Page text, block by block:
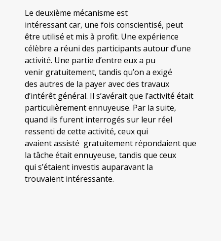
Le deuxième mécanisme est
intéressant car, une fois conscientisé, peut
être utilisé et mis à profit. Une expérience
célèbre a réuni des participants autour d’une
activité. Une partie d’entre eux a pu
venir gratuitement, tandis qu’on a exigé
des autres de la payer avec des travaux
d’intérêt général. Il s’avérait que l’activité était
particulièrement ennuyeuse. Par la suite,
quand ils furent interrogés sur leur réel
ressenti de cette activité, ceux qui
avaient assisté gratuitement répondaient que
la tâche était ennuyeuse, tandis que ceux
qui s’étaient investis auparavant la
trouvaient intéressante.